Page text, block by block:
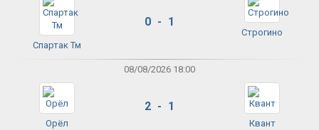
Спартак Тм
0 - 1
Строгино
08/08/2026 18:00
Орёл
2 - 1
Квант